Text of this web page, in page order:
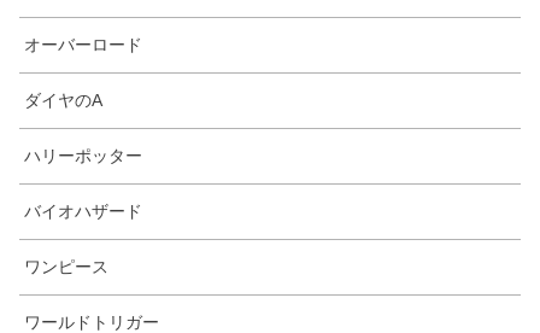
オーバーロード
ダイヤのA
ハリーポッター
バイオハザード
ワンピース
ワールドトリガー